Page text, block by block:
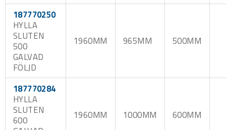
187770250
HYLLA
SLUTEN
500
GALVAD
FÖLJD
1960MM 965MM 500MM
187770284
HYLLA
SLUTEN
600
1960MM 1000MM 600MM